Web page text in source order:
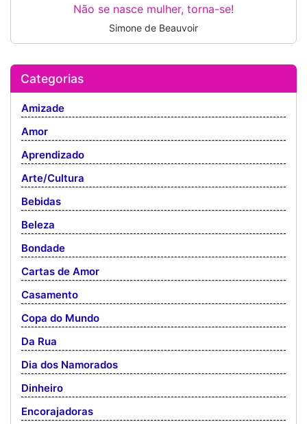
Não se nasce mulher, torna-se!
Simone de Beauvoir
Categorias
Amizade
Amor
Aprendizado
Arte/Cultura
Bebidas
Beleza
Bondade
Cartas de Amor
Casamento
Copa do Mundo
Da Rua
Dia dos Namorados
Dinheiro
Encorajadoras